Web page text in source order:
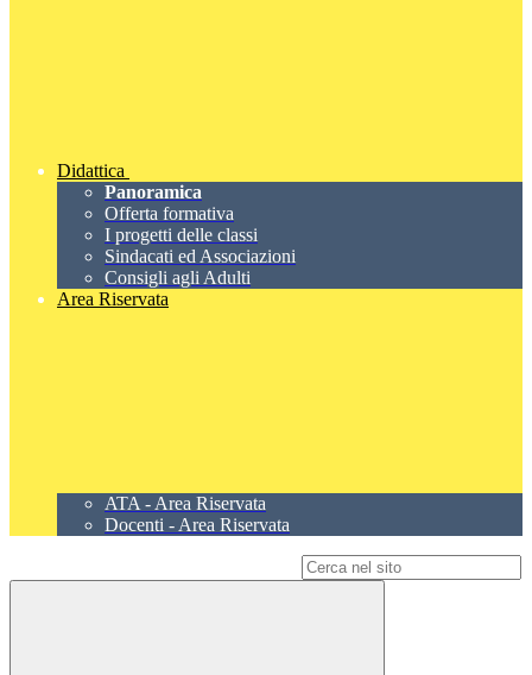
Didattica
Panoramica
Offerta formativa
I progetti delle classi
Sindacati ed Associazioni
Consigli agli Adulti
Area Riservata
ATA - Area Riservata
Docenti - Area Riservata